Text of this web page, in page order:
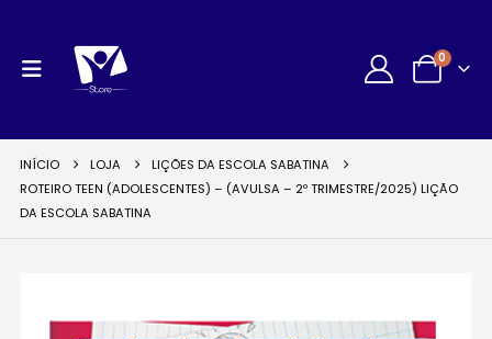
0
INÍCIO LOJA
LIÇÕES DA ESCOLA SABATINA
ROTEIRO TEEN (ADOLESCENTES) – (AVULSA – 2º TRIMESTRE/2025) LIÇÃO
DA ESCOLA SABATINA